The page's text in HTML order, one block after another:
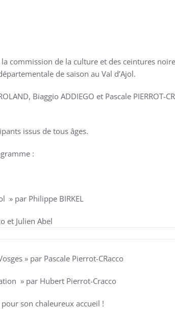
la commission de la culture et des ceintures
de saison au Val d’Ajol.
Biaggio ADDIEGO et Pascale PIERROT-
issus de tous âges.
:
» par Philippe BIRKEL
et Julien Abel
» par Pascale Pierrot-CRacco
» par Hubert Pierrot-Cracco
son chaleureux accueil !